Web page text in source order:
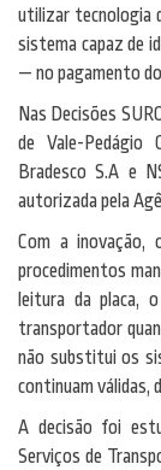
utilizar tecnologia
sistema capaz de
— no pagamento
Nas Decisões
de Vale-Pedágio
Bradesco S.A e
autorizada pela
Com a inovação,
procedimentos
leitura da placa,
transportador
não substitui os
continuam válidas,
A decisão foi
Serviços de